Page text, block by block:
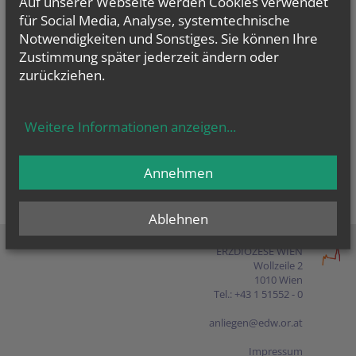
Presse
Shop
ERZDIÖZESE WIEN
Wollzeile 2
1010 Wien
Tel.: +43 1 51552 - 0
anliegen@edw.or.at
Impressum
für Social Media, Analyse, systemtechnische
Notwendigkeiten und Sonstiges. Sie können Ihre
Zustimmung später jederzeit ändern oder
zurückziehen.
Weitere Informationen anzeigen...
Ablehnen
Annehmen